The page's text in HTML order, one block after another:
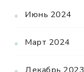
Июнь 2024
Март 2024